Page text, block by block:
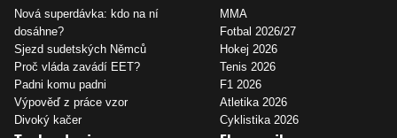
Nová superdávka: kdo na ní
dosáhne?
Sjezd sudetských Němců
Proč vláda zavádí EET?
Padni komu padni
Výpověď z práce vzor
Divoký kačer
MMA
Fotbal 2026/27
Hokej 2026
Tenis 2026
F1 2026
Atletika 2026
Cyklistika 2026